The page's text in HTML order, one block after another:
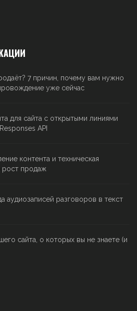
7 причин, почему вам нужно
уже сейчас
для сайта с открытыми линиями
API
контента и техническая
рост продаж
аудиозаписей разговоров в текст
сайта, о которых вы не знаете (и